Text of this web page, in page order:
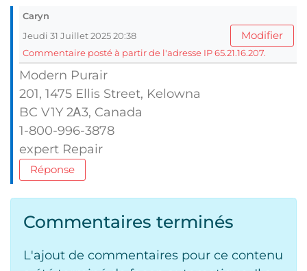
Caryn
Jeudi 31 Juillet 2025 20:38
Modifier
Commentaire posté à partir de l'adresse IP 65.21.16.207.
Modern Purair
201, 1475 Ellis Street, Kelowna
BC V1Y 2Ꭺ3, Canada
1-800-996-3878
expert Repair
Réponse
Commentaires terminés
L'ajout de commentaires pour ce contenu